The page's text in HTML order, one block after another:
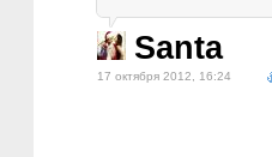
Santa
17 октября 2012, 16:24